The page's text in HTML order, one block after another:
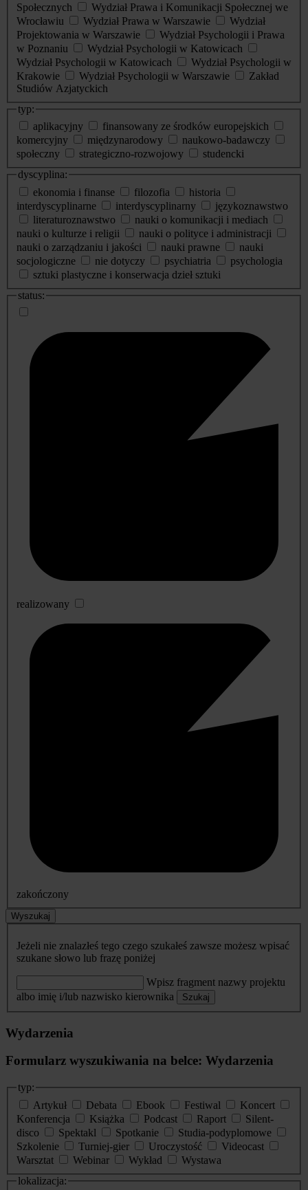
Społecznych
Wydział Prawa i Komunikacji Społecznej we
Wrocławiu
Wydział Prawa w Warszawie
Wydział
Projektowania w Warszawie
Wydział Psychologii i Prawa
w Poznaniu
Wydział Psychologii w Katowicach
Wydział Psychologii w Katowicach
Wydział Psychologii w
Krakowie
Wydział Psychologii w Warszawie
Zakład
Studiów Azjatyckich
typ:
aplikacyjny
finansowany ze środków europejskich
komercyjny
międzynarodowy
naukowo-badawczy
społeczny
strategiczno-rozwojowy
studencki
dyscyplina:
ekonomia i finanse
filozofia
historia
interdyscyplinarne
interdyscyplinarny
językoznawstwo
literaturoznawstwo
nauki o komunikacji i mediach
nauki o kulturze i religii
nauki o polityce i administracji
nauki o zarządzaniu i jakości
nauki prawne
nauki
socjologiczne
nie dotyczy psychiatria
psychologia
sztuki plastyczne i konserwacja dzieł sztuki
status:
realizowany
zakończony
Wyszukaj
Jeżeli nie znalazłeś tego czego szukałeś zawsze możesz wpisać
szukane słowo lub frazę poniżej
Wpisz fragment nazwy projektu
albo imię i/lub nazwisko kierownika
Szukaj
Wydarzenia
Formularz wyszukiwania na belce: Wydarzenia
typ:
Artykuł
Debata Ebook Festiwal
Koncert
Konferencja
Książka Podcast Raport
Silent-
disco
Spektakl Spotkanie
Studia-podyplomowe
Szkolenie
Turniej-gier Uroczystość
Videocast
Warsztat
Webinar Wykład
Wystawa
lokalizacja: